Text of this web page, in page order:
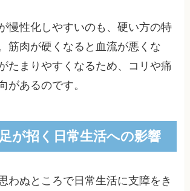
慢性化しやすいのも、硬い方の特
筋肉が硬くなると血流が悪くな
たまりやすくなるため、コリや痛
があるのです。
が招く日常生活への影響
わぬところで日常生活に支障をき